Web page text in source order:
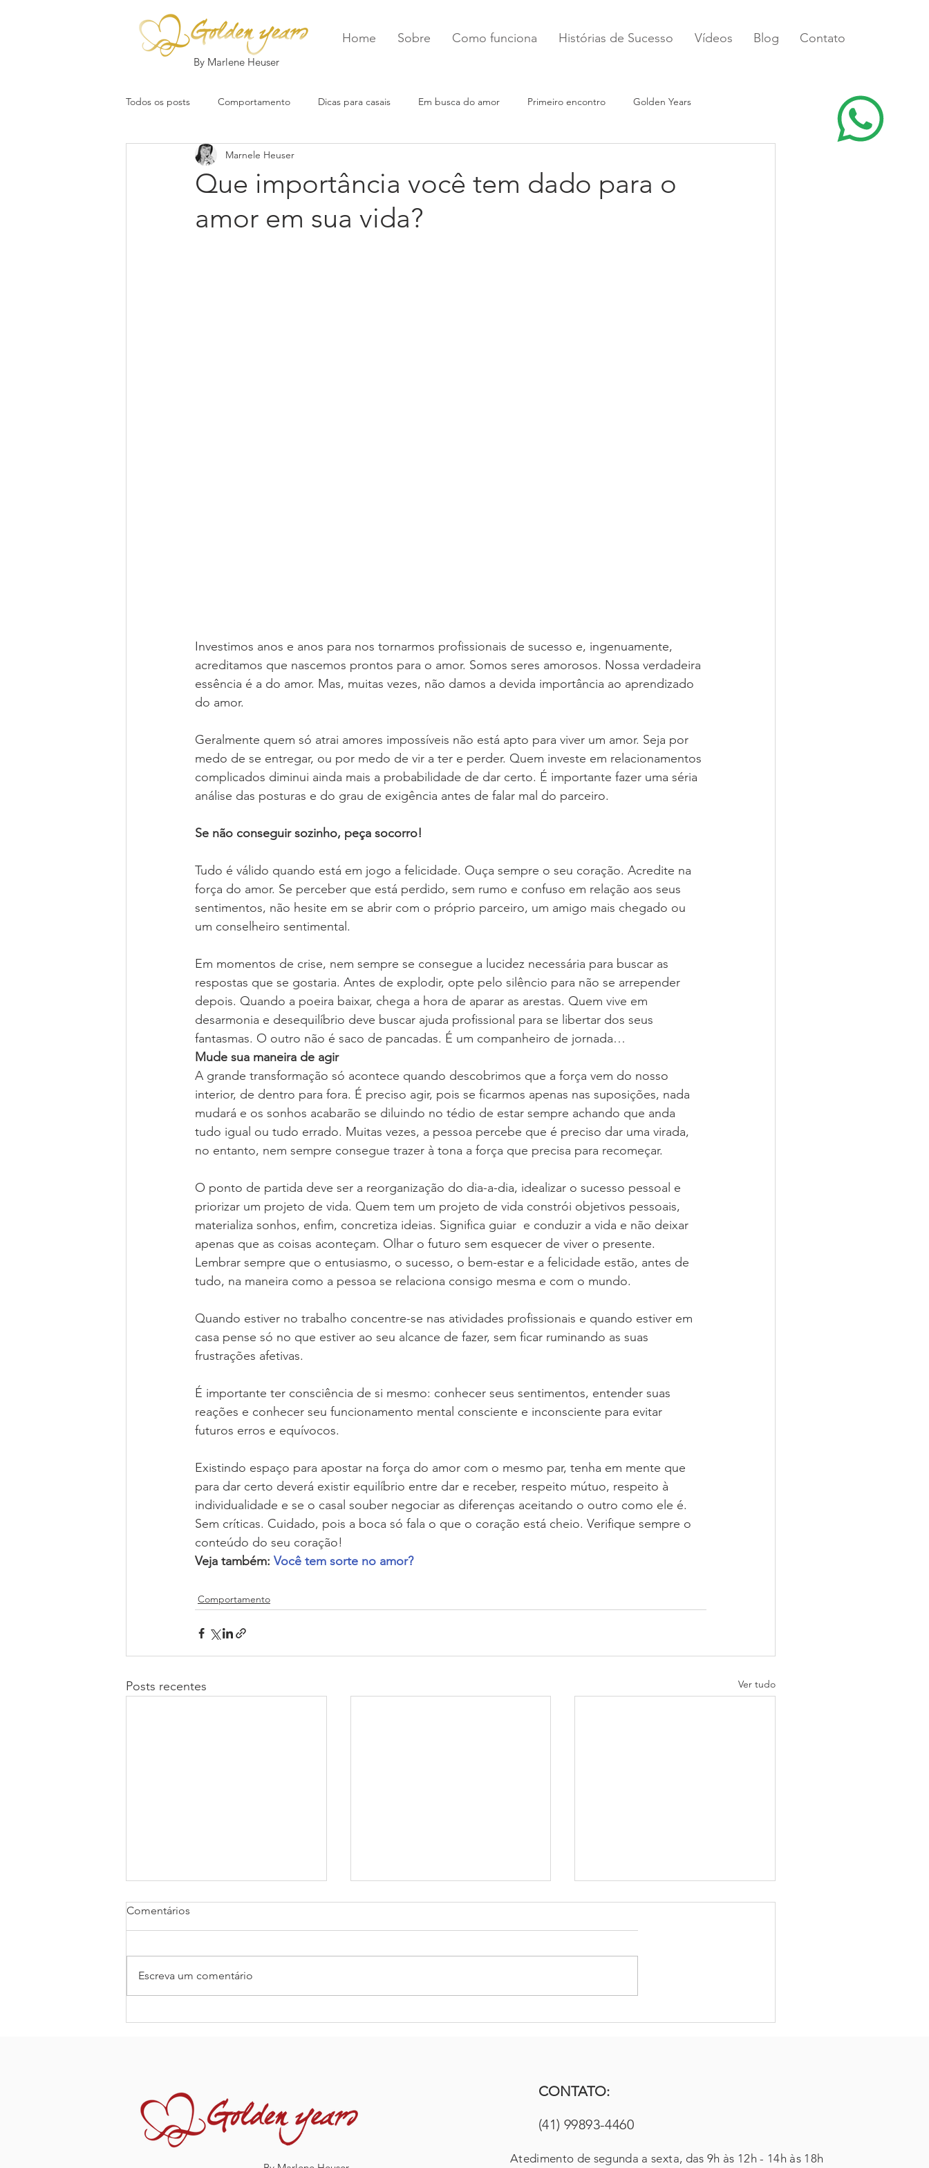
By Marlene Heuser
Home Sobre Como funciona Histórias de Sucesso Vídeos Blog Contato
Todos os posts Comportamento Dicas para casais Em busca do amor Primeiro encontro Golden Years
Que importância você tem dado para o
amor em sua vida?
Marnele Heuser
Investimos anos e anos para nos tornarmos profissionais de sucesso e, ingenuamente,
acreditamos que nascemos prontos para o amor. Somos seres amorosos. Nossa verdadeira
essência é a do amor. Mas, muitas vezes, não damos a devida importância ao aprendizado
do amor.
Geralmente quem só atrai amores impossíveis não está apto para viver um amor. Seja por
medo de se entregar, ou por medo de vir a ter e perder. Quem investe em relacionamentos
complicados diminui ainda mais a probabilidade de dar certo. É importante fazer uma séria
análise das posturas e do grau de exigência antes de falar mal do parceiro.
Se não conseguir sozinho, peça socorro!
Tudo é válido quando está em jogo a felicidade. Ouça sempre o seu coração. Acredite na
força do amor. Se perceber que está perdido, sem rumo e confuso em relação aos seus
sentimentos, não hesite em se abrir com o próprio parceiro, um amigo mais chegado ou
um conselheiro sentimental.
Em momentos de crise, nem sempre se consegue a lucidez necessária para buscar as
respostas que se gostaria. Antes de explodir, opte pelo silêncio para não se arrepender
depois. Quando a poeira baixar, chega a hora de aparar as arestas. Quem vive em
desarmonia e desequilíbrio deve buscar ajuda profissional para se libertar dos seus
fantasmas. O outro não é saco de pancadas. É um companheiro de jornada…
Mude sua maneira de agir
A grande transformação só acontece quando descobrimos que a força vem do nosso
interior, de dentro para fora. É preciso agir, pois se ficarmos apenas nas suposições, nada
mudará e os sonhos acabarão se diluindo no tédio de estar sempre achando que anda
tudo igual ou tudo errado. Muitas vezes, a pessoa percebe que é preciso dar uma virada,
no entanto, nem sempre consegue trazer à tona a força que precisa para recomeçar.
O ponto de partida deve ser a reorganização do dia-a-dia, idealizar o sucesso pessoal e
priorizar um projeto de vida. Quem tem um projeto de vida constrói objetivos pessoais,
materializa sonhos, enfim, concretiza ideias. Significa guiar  e conduzir a vida e não deixar
apenas que as coisas aconteçam. Olhar o futuro sem esquecer de viver o presente.
Lembrar sempre que o entusiasmo, o sucesso, o bem-estar e a felicidade estão, antes de
tudo, na maneira como a pessoa se relaciona consigo mesma e com o mundo.
Quando estiver no trabalho concentre-se nas atividades profissionais e quando estiver em
casa pense só no que estiver ao seu alcance de fazer, sem ficar ruminando as suas
frustrações afetivas.
É importante ter consciência de si mesmo: conhecer seus sentimentos, entender suas
reações e conhecer seu funcionamento mental consciente e inconsciente para evitar
futuros erros e equívocos.
Existindo espaço para apostar na força do amor com o mesmo par, tenha em mente que
para dar certo deverá existir equilíbrio entre dar e receber, respeito mútuo, respeito à
individualidade e se o casal souber negociar as diferenças aceitando o outro como ele é.
Sem críticas. Cuidado, pois a boca só fala o que o coração está cheio. Verifique sempre o
conteúdo do seu coração!
Veja também: Você tem sorte no amor?
Comportamento
Posts recentes Ver tudo
Luta Interior
Uma noite, um velho índio
pessoas. Ele disse: ”A batalha é
entre dois ‘lobos’...
Comentários
Escreva um comentário
CONTATO:
(41) 99893-4460
Atedimento de segunda a sexta, das 9h às 12h - 14h às 18h